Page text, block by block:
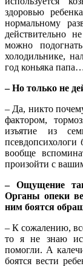
здоровью
нормальному
действительно
можно
холодильнике,
год коньяка
– Но только не
– Да, никто
фактором,
изъятие из
псевдопсихологи
вообще
произойти с
– Ощущение
Органы опеки
ним боятся
– К сожалению,
то я не знаю
помогли. А
боятся вести